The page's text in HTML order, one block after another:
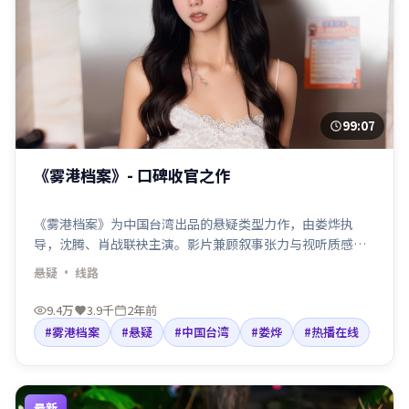
99:07
《雾港档案》- 口碑收官之作
《雾港档案》为中国台湾出品的悬疑类型力作，由娄烨执
导，沈腾、肖战联袂主演。影片兼顾叙事张力与视听质感，
适合检索「悬疑电影」「中国台湾」「娄烨导演」等关键
词。剧情围绕人物抉择与命运碰撞展开，节奏利落，适合院
线口碑与线上点播人群观看。
悬疑 · 线路
9.4万 3.9千
2年前
#雾港档案
#悬疑 #中国台湾 #娄烨 #热播在线